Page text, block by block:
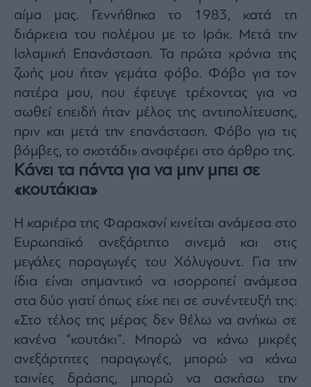
αίμα μας. Γεννήθηκα το 1983, κατά τη
διάρκεια του πολέμου με το Ιράκ. Μετά την
Ισλαμική Επανάσταση. Τα πρώτα χρόνια της
ζωής μου ήταν γεμάτα φόβο. Φόβο για τον
πατέρα μου, που έφευγε τρέχοντας για να
σωθεί επειδή ήταν μέλος της αντιπολίτευσης,
πριν και μετά την επανάσταση. Φόβο για τις
βόμβες, το σκοτάδι» αναφέρει στο άρθρο της.
Κάνει τα πάντα για να μην μπει σε
«κουτάκια»
Η καριέρα της Φαραχανί κινείται ανάμεσα στο
Ευρωπαϊκό ανεξάρτητο σινεμά και στις
μεγάλες παραγωγές του Χόλυγουντ. Για την
ίδια είναι σημαντικό να ισορροπεί ανάμεσα
στα δύο γιατί όπως είχε πει σε συνέντευξή της:
«Στο τέλος της μέρας δεν θέλω να ανήκω σε
κανένα “κουτάκι”. Μπορώ να κάνω μικρές
ανεξάρτητες παραγωγές, μπορώ να κάνω
ταινίες δράσης, μπορώ να ασκήσω την